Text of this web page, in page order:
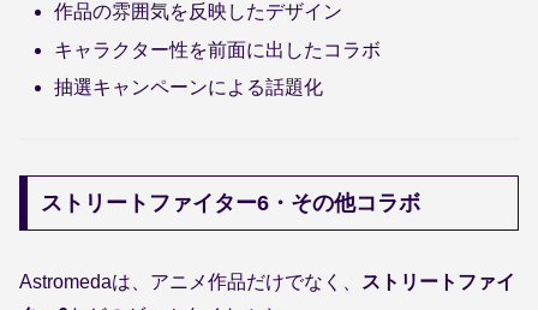
作品の雰囲気を反映したデザイン
キャラクター性を前面に出したコラボ
抽選キャンペーンによる話題化
ストリートファイター6・その他コラボ
Astromedaは、アニメ作品だけでなく、
ストリートファイ